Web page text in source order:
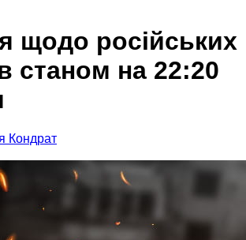
щодо російських
станом на 22:20
Кондрат